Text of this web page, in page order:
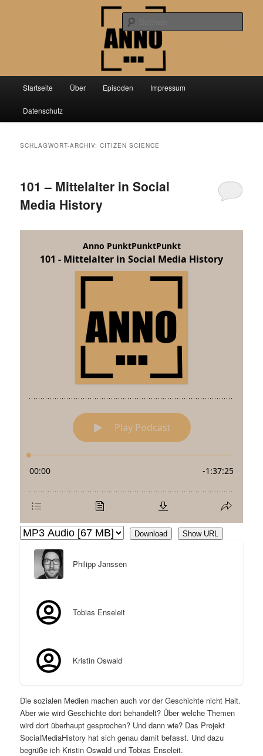
Anno PunktPunktPunkt
Der Podcast über aktuelle Forschung aus der Geschichtswissenschaft
Startseite Über Episoden Impressum
Datenschutz
SCHLAGWORT-ARCHIV:CITIZEN SCIENCE
101 – Mittelalter in Social
Media History
Download Show URL
Philipp Janssen
Tobias Enseleit
Kristin Oswald
Die sozialen Medien machen auch vor der Geschichte nicht Halt.
Aber wie wird Geschichte dort behandelt? Über welche Themen
wird dort überhaupt gesprochen? Und dann wie? Das Projekt
SocialMediaHistory hat sich genau damit befasst. Und dazu
begrüße ich Kristin Oswald und Tobias Enseleit.